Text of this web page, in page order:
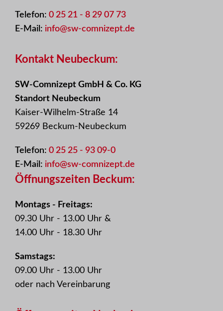
Telefon: 0 25 21 - 8 29 07 73
E-Mail: info@sw-comnizept.de
Kontakt Neubeckum:
SW-Comnizept GmbH & Co. KG
Standort Neubeckum
Kaiser-Wilhelm-Straße 14
59269 Beckum-Neubeckum
Telefon: 0 25 25 - 93 09-0
E-Mail: info@sw-comnizept.de
Öffnungszeiten Beckum:
Montags - Freitags:
09.30 Uhr - 13.00 Uhr &
14.00 Uhr - 18.30 Uhr
Samstags:
09.00 Uhr - 13.00 Uhr
oder nach Vereinbarung